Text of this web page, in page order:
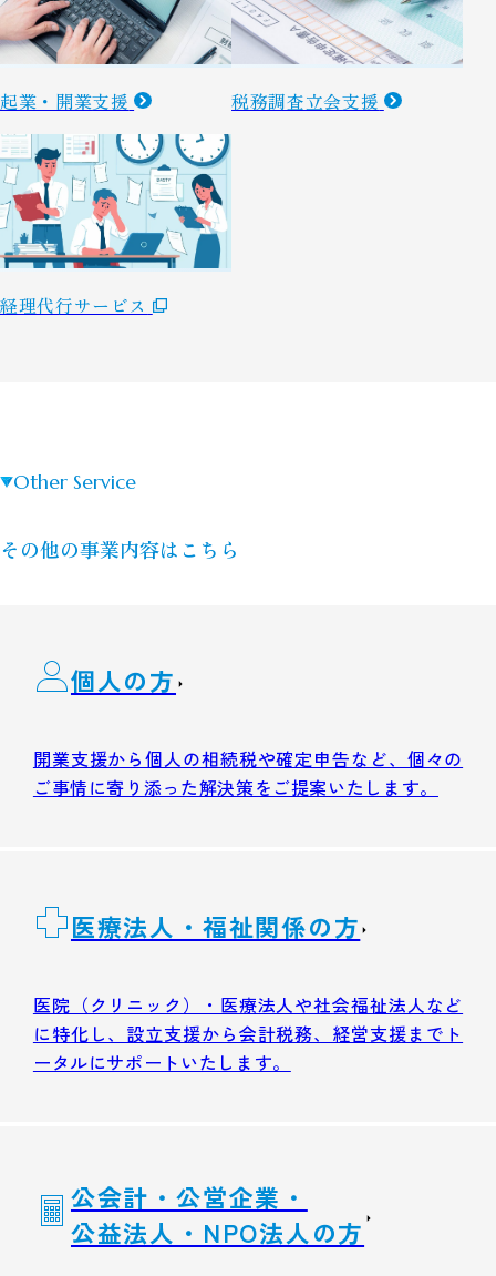
起業・開業支援 税務調査立会支援
経理代行サービス
その他の事業内容はこちら
Other Service
個人の方
開業支援から個人の相続税や確定申告など、個々の
ご事情に寄り添った解決策をご提案いたします。
医療法人・福祉関係の方
医院（クリニック）・医療法人や社会福祉法人など
に特化し、設立支援から会計税務、経営支援までト
ータルにサポートいたします。
公会計・公営企業・
公益法人・NPO法人の方